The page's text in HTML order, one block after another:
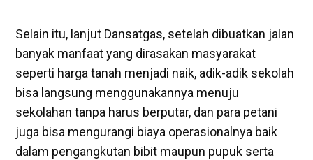
Selain itu, lanjut Dansatgas, setelah dibuatkan jalan
banyak manfaat yang dirasakan masyarakat
seperti harga tanah menjadi naik, adik-adik sekolah
bisa langsung menggunakannya menuju
sekolahan tanpa harus berputar, dan para petani
juga bisa mengurangi biaya operasionalnya baik
dalam pengangkutan bibit maupun pupuk serta